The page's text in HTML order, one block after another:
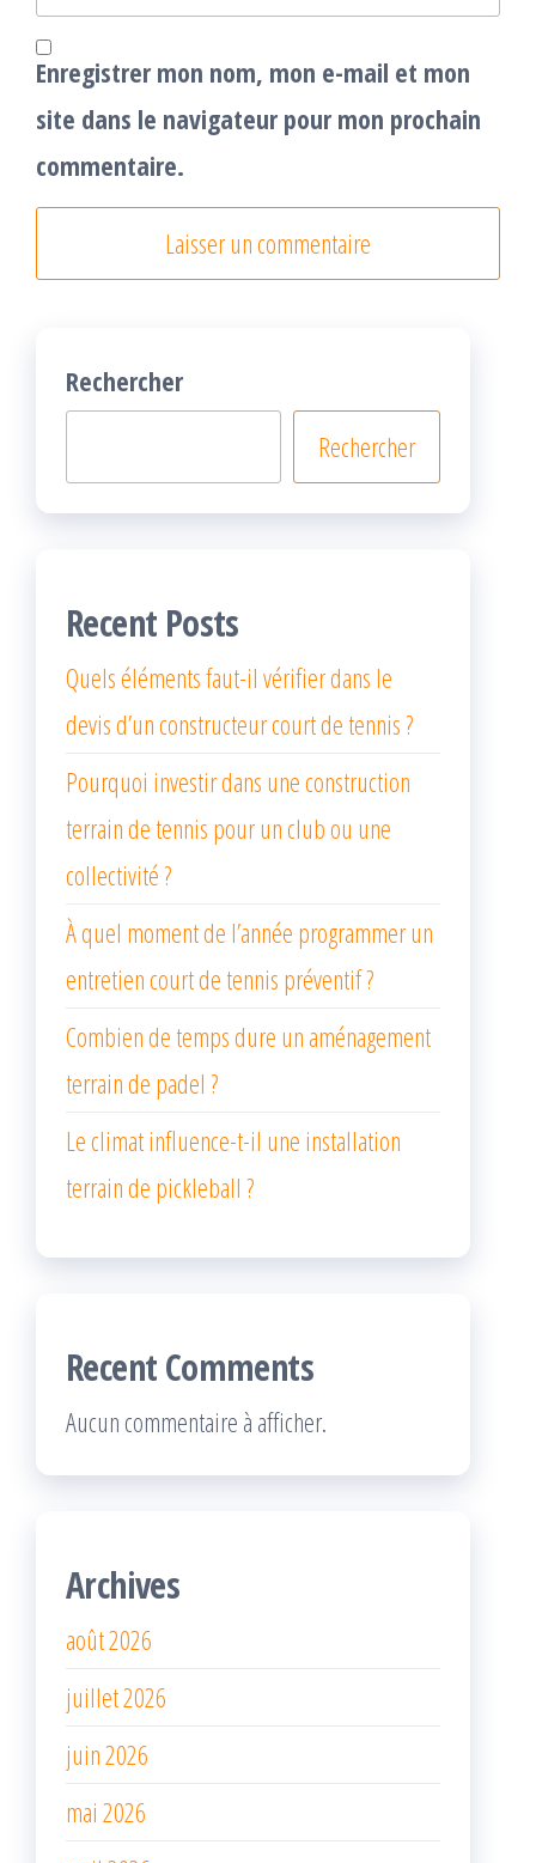
Enregistrer mon nom, mon e-mail et mon
site dans le navigateur pour mon prochain
commentaire.
Rechercher
Rechercher
Recent Posts
Quels éléments faut-il vérifier dans le
devis d’un constructeur court de tennis ?
Pourquoi investir dans une construction
terrain de tennis pour un club ou une
collectivité ?
À quel moment de l’année programmer un
entretien court de tennis préventif ?
Combien de temps dure un aménagement
terrain de padel ?
Le climat influence-t-il une installation
terrain de pickleball ?
Recent Comments
Aucun commentaire à afficher.
Archives
août 2026
juillet 2026
juin 2026
mai 2026